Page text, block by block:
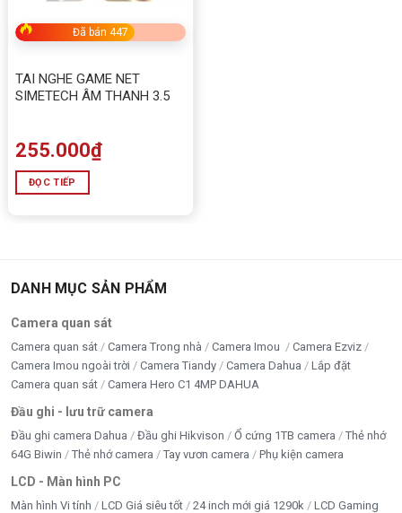
tưởng cho người dùng muốn sở hữu một bộ loa nhỏ
gọn, đa năng nhưng vẫn mang lại
5.0,USB/SD,AUX cùng
💬Cảm nhận của Ad
remote điều khiển khiến trải nghiệm sử dụng trở nên
tầm giá!
Đã bán 447
TAI NGHE GAME NET
SIMETECH ÂM THANH 3.5
255.000₫
ĐỌC TIẾP
DANH MỤC SẢN PHẨM
Camera quan sát
Camera quan sát Camera Trong nhà Camera Imou
Camera Ezviz
Camera Imou ngoài trời
Camera Tiandy Camera Dahua
Lắp đặt
Camera quan sát
Camera Hero C1 4MP DAHUA
Đầu ghi - lưu trữ camera
Đầu ghi camera Dahua Đầu ghi Hikvison Ổ cứng 1TB camera
Thẻ nhớ
64G Biwin
Thẻ nhớ camera Tay vươn camera Phụ kiện camera
LCD - Màn hình PC
Màn hình Vi tính LCD Giá siêu tốt 24 inch mới giá 1290k
LCD Gaming